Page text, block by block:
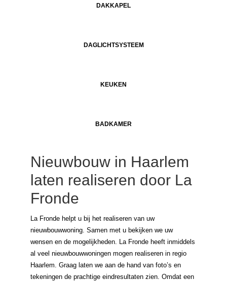
DAKKAPEL
DAGLICHTSYSTEEM
KEUKEN
BADKAMER
Nieuwbouw in Haarlem
laten realiseren door La
Fronde
La Fronde helpt u bij het realiseren van uw
nieuwbouwwoning. Samen met u bekijken we uw
wensen en de mogelijkheden. La Fronde heeft inmiddels
al veel nieuwbouwwoningen mogen realiseren in regio
Haarlem. Graag laten we aan de hand van foto’s en
tekeningen de prachtige eindresultaten zien. Omdat een